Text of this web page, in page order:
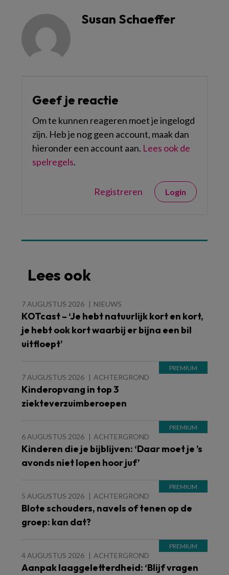
Susan Schaeffer
Geef je reactie
Om te kunnen reageren moet je ingelogd
zijn. Heb je nog geen account, maak dan
hieronder een account aan. Lees ook de
spelregels.
Registreren Login
Lees ook
7 AUGUSTUS 2026 NIEUWS
KOTcast – ‘Je hebt natuurlijk kort en kort,
je hebt ook kort waarbij er bijna een bil
uitfloept’
7 AUGUSTUS 2026 ACHTERGROND
Kinderopvang in top 3
ziekteverzuimberoepen
6 AUGUSTUS 2026 ACHTERGROND
Kinderen die je bijblijven: ‘Daar moet je ’s
avonds niet lopen hoor juf’
5 AUGUSTUS 2026 ACHTERGROND
Blote schouders, navels of tenen op de
groep: kan dat?
4 AUGUSTUS 2026 ACHTERGROND
Aanpak laaggeletterdheid: ‘Blijf vragen